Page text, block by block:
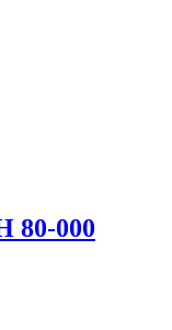
80-000